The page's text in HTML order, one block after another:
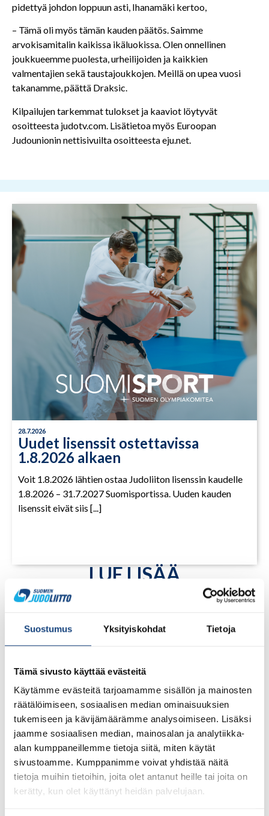
Suostumus Yksityiskohdat Tietoja
Tämä sivusto käyttää evästeitä
Käytämme evästeitä tarjoamamme sisällön ja mainosten
räätälöimiseen, sosiaalisen median ominaisuuksien
tukemiseen ja kävijämäärämme analysoimiseen. Lisäksi
jaamme sosiaalisen median, mainosalan ja analytiikka-
alan kumppaneillemme tietoja siitä, miten käytät
sivustoamme. Kumppanimme voivat yhdistää näitä
tietoja muihin tietoihin, joita olet antanut heille tai joita on
kerätty, kun olet käyttänyt heidän palvelujaan.
pidettyä johdon loppuun asti, Ihanamäki kertoo,
– Tämä oli myös tämän kauden päätös. Saimme
arvokisamitalin kaikissa ikäluokissa. Olen onnellinen
joukkueemme puolesta, urheilijoiden ja kaikkien
valmentajien sekä taustajoukkojen. Meillä on upea vuosi
takanamme, päättä Draksic.
Kilpailujen tarkemmat tulokset ja kaaviot löytyvät
osoitteesta judotv.com. Lisätietoa myös Euroopan
Judounionin nettisivuilta osoitteesta eju.net.
28.7.2026
Uudet lisenssit ostettavissa
1.8.2026 alkaen
Voit 1.8.2026 lähtien ostaa Judoliiton lisenssin kaudelle
1.8.2026 – 31.7.2027 Suomisportissa. Uuden kauden
lisenssit eivät siis [...]
LUE LISÄÄ
1.8.2026
Pentti Vauhkoselle harvinainen